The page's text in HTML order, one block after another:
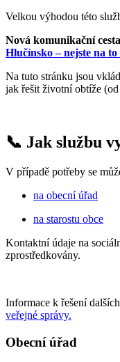
Velkou výhodou této
Nová komunikační
Hlučínsko – nejste na to
Na tuto stránku jsou
jak řešit životní obtíže
📞 Jak službu
V případě potřeby se
na obecní úřad
na starostu obce
Kontaktní údaje na
zprostředkovány.
Informace k řešení
veřejné správy.
Obecní úřad